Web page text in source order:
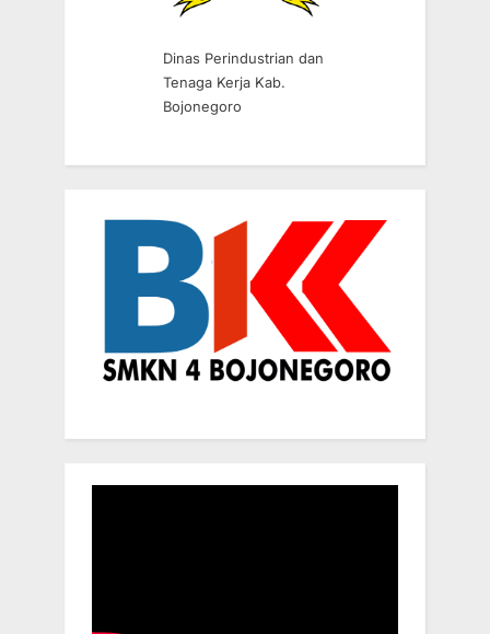
Dinas Perindustrian dan
Tenaga Kerja Kab.
Bojonegoro